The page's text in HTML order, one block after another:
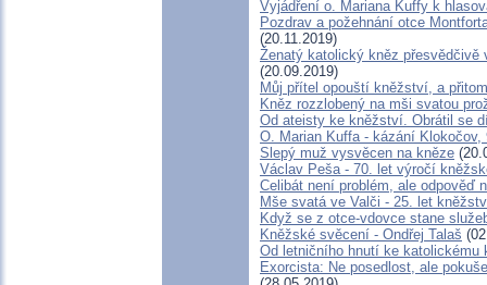
Vyjádření o. Mariana Kuffy k
Pozdrav a požehnání otce
(20.11.2019)
Ženatý katolický kněz
(20.09.2019)
Můj přítel opouští kněžství, a
Kněz rozzlobený na mši svatou
Od ateisty ke kněžství. Obrátil se
O. Marian Kuffa - kázání Klokočov,
Slepý muž vysvěcen na kněze
Václav Peša - 70. let výročí
Celibát není problém, ale odpověď
Mše svatá ve Valči - 25. let
Když se z otce-vdovce stane
Kněžské svěcení - Ondřej Talaš
Od letničního hnutí ke katolickému
Exorcista: Ne posedlost, ale